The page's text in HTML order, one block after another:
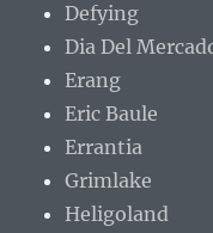
Defying
Dia Del
Erang
Eric Baule
Errantia
Grimlake
Heligoland